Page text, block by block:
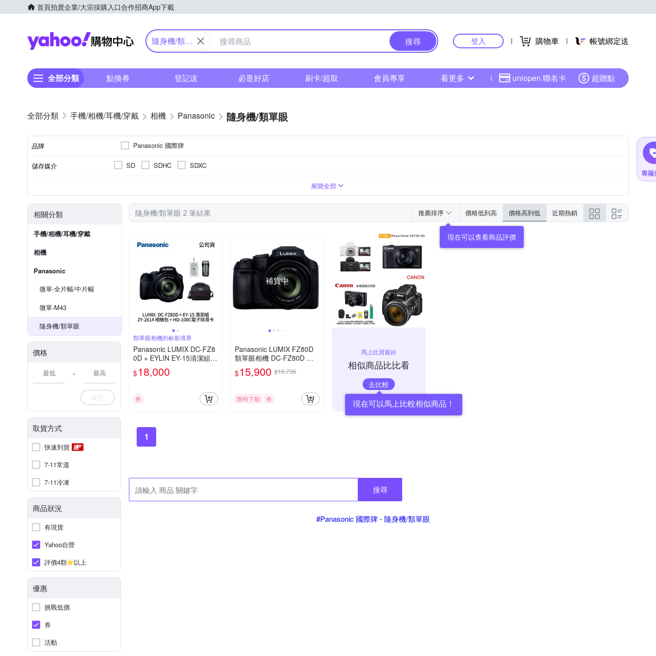
首頁拍賣企業/大宗採購入口合作招商App下載
Yahoo購物中心
隨身機/類單
搜尋 登入 購物車 帳號綁定送
全部分類 點換券 登記送 必逛好店 刷卡/超取 會員專享 看更多 uniopen 聯名卡 超贈點
手機/相機/耳機/穿戴 相機 Panasonic 隨身機/類單眼
品牌 Panasonic 國際牌
儲存媒介 SD SDHC SDXC
展開全部
相關分類
手機/相機/耳機/穿戴
相機
Panasonic
微單-全片幅/中片幅
微單-M43
隨身機/類單眼
價格
-
確定
取貨方式
快速到貨
7-11常溫
7-11冷凍
商品狀況
有現貨
Yahoo自營
評價4顆
以上
優惠
挑戰低價
券
活動
隨身機/類單眼 2 筆結果 推薦排序 價格低到高 價格高到低 近期熱銷
現在可以查看商品評價
類單眼相機的嶄新境界
Panasonic LUMIX DC-FZ8
0D + EYLIN EY-15清潔組 +
SunLight ZY-2614相機包 +
EirMai 銳瑪 HD-100C電子
$18,000
券
補貨中
Panasonic LUMIX FZ80D
類單眼相機 DC-FZ80D 公
司貨
$15,900 $16,736
限時下殺 券
馬上比買最好
相似商品比比看
去比較
現在可以馬上比較相似商品！
1
搜尋
#Panasonic 國際牌 - 隨身機/類單眼